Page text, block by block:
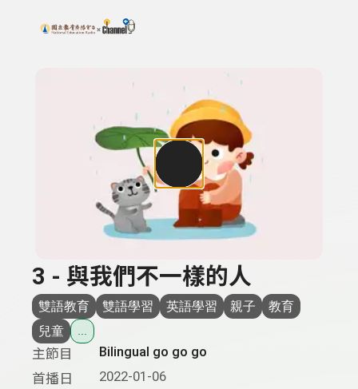
上方功能區塊
搜尋關鍵字：可輸入節目名稱、主持人或關鍵字
3 - 與我們不一樣的人
雙語教育 雙語學習 英語學習 親子
教育
兒童
...
主節目
Bilingual go go go
首播日
2022-01-06